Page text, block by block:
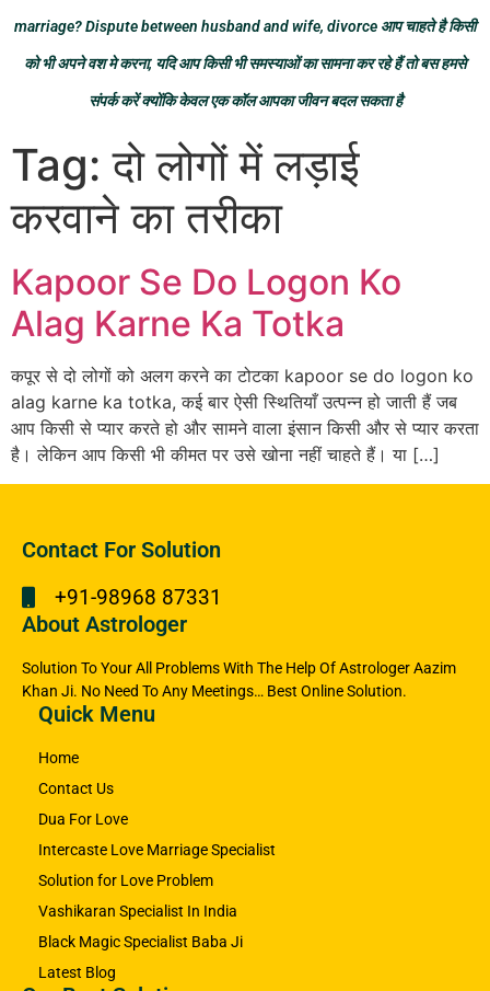
marriage? Dispute between husband and wife, divorce आप चाहते है किसी
को भी अपने वश मे करना, यदि आप किसी भी समस्याओं का सामना कर रहे हैं तो बस हमसे
संपर्क करें क्योंकि केवल एक कॉल आपका जीवन बदल सकता है
Tag:दो लोगों में लड़ाई
करवाने का तरीका
Kapoor Se Do Logon Ko
Alag Karne Ka Totka
कपूर से दो लोगों को अलग करने का टोटका kapoor se do logon ko
alag karne ka totka, कई बार ऐसी स्थितियाँ उत्पन्न हो जाती हैं जब
आप किसी से प्यार करते हो और सामने वाला इंसान किसी और से प्यार करता
है। लेकिन आप किसी भी कीमत पर उसे खोना नहीं चाहते हैं। या […]
Contact For Solution
+91-98968 87331
About Astrologer
Solution To Your All Problems With The Help Of Astrologer Aazim
Khan Ji. No Need To Any Meetings… Best Online Solution.
Quick Menu
Home
Contact Us
Dua For Love
Intercaste Love Marriage Specialist
Solution for Love Problem
Vashikaran Specialist In India
Black Magic Specialist Baba Ji
Latest Blog